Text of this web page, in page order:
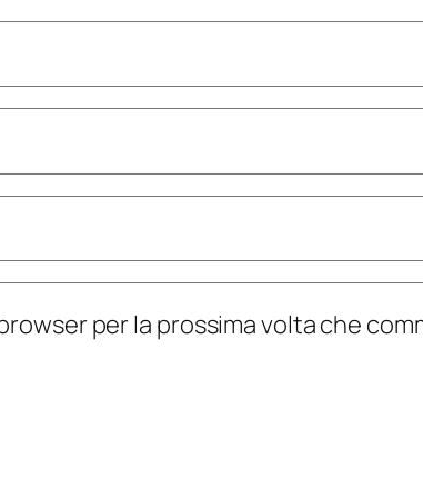
per la prossima volta che